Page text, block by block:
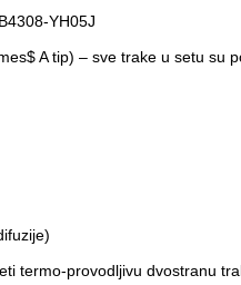
YH05J
A tip) – sve trake u setu su
termo-provodljivu dvostranu